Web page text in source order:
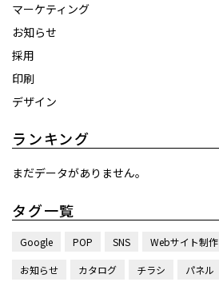
マーケティング
お知らせ
採用
印刷
デザイン
ランキング
まだデータがありません。
タグ一覧
Google POP SNS Webサイト制作
お知らせ カタログ チラシ パネル